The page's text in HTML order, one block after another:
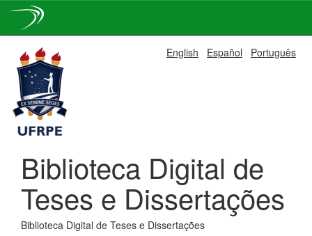
navigation
English Español Português
Biblioteca Digital de
Teses e Dissertações
Biblioteca Digital de Teses e Dissertações